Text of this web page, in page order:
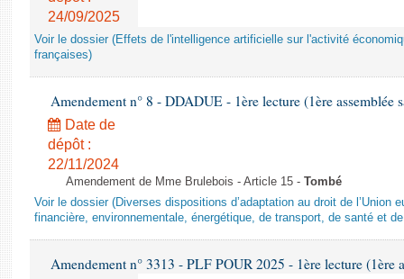
24/09/2025
Voir le dossier (Effets de l'intelligence artificielle sur l'activité
françaises)
Amendement n° 8 - DDADUE - 1ère lecture (1ère assemblée
Date de
dépôt :
22/11/2024
Amendement de Mme Brulebois - Article 15 - Tombé
Voir le dossier (Diverses dispositions d’adaptation au droit de l’Union
financière, environnementale, énergétique, de transport, de santé et
Amendement n° 3313 - PLF POUR 2025 - 1ère lecture (1ère